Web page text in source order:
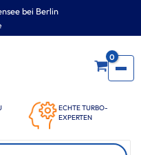
bei Berlin
ECHTE TURBO-
EXPERTEN
0